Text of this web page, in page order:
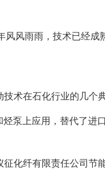
风雨雨，技术已经
术在石化行业的几
泵上应用，替代了进
化纤有限责任公司